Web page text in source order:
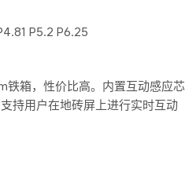
P5.2 P6.25
铁箱，性价比高。内置互动感应芯
持用户在地砖屏上进行实时互动